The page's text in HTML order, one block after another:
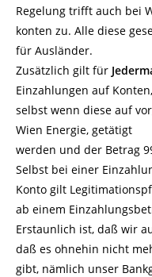
Regelung trifft auch bei
konten zu. Alle diese
für Ausländer.
Zusätzlich gilt für
Einzahlungen auf Konten,
selbst wenn diese auf
Wien Energie, getätigt
werden und der Betrag
Selbst bei einer
Konto gilt
ab einem
Erstaunlich ist, daß wir
daß es ohnehin nicht
gibt, nämlich unser